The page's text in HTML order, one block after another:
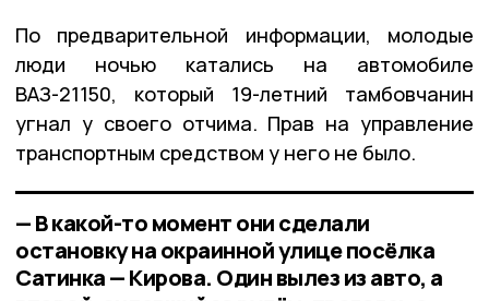
По предварительной информации, молодые
люди ночью катались на автомобиле
ВАЗ-21150, который 19-летний тамбовчанин
угнал у своего отчима. Прав на управление
транспортным средством у него не было.
— В какой-то момент они сделали
остановку на окраинной улице посёлка
Сатинка — Кирова. Один вылез из авто, а